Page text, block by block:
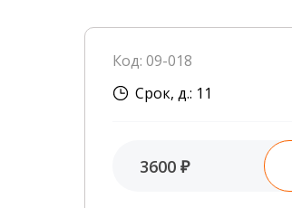
Внутренний аудит
База знаний
Сотрудники лаборатории
Контакты
Код: 09-018
Срок, д.: 11
3600 ₽